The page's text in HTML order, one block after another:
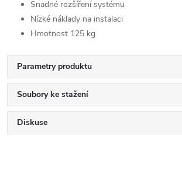
Snadné rozšíření systému
Nízké náklady na instalaci
Hmotnost 125 kg
Parametry produktu
Soubory ke stažení
Diskuse